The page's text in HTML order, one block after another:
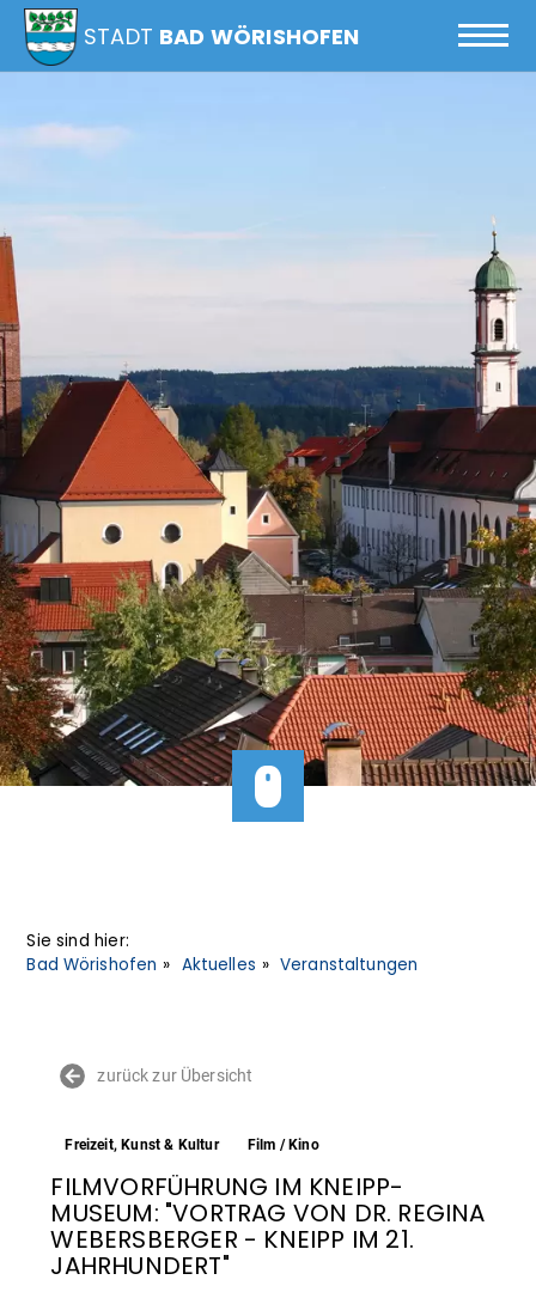
STADT BAD WÖRISHOFEN
Sie sind hier:
Bad Wörishofen
Aktuelles Veranstaltungen
zurück zur Übersicht
Freizeit, Kunst & Kultur Film / Kino
FILMVORFÜHRUNG IM KNEIPP-
MUSEUM: "VORTRAG VON DR. REGINA
WEBERSBERGER - KNEIPP IM 21.
JAHRHUNDERT"